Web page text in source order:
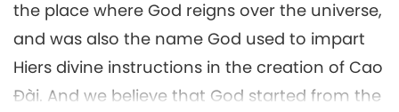
the place where God reigns over the universe,
and was also the name God used to impart
Hiers divine instructions in the creation of Cao
Đài. And we believe that God started from the